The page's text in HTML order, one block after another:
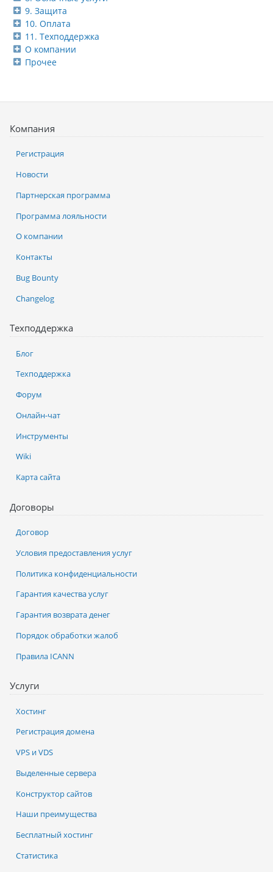
9. Защита
10. Оплата
11. Техподдержка
О компании
Прочее
Услуги
Хостинг
Регистрация домена
VPS и VDS
Выделенные сервера
Конструктор сайтов
Наши преимущества
Бесплатный хостинг
Статистика
Компания
Регистрация
Новости
Партнерская программа
Программа лояльности
О компании
Контакты
Bug Bounty
Changelog
Техподдержка
Блог
Техподдержка
Форум
Онлайн-чат
Инструменты
Wiki
Карта сайта
Договоры
Договор
Условия предоставления услуг
Политика конфиденциальности
Гарантия качества услуг
Гарантия возврата денег
Порядок обработки жалоб
Правила ICANN